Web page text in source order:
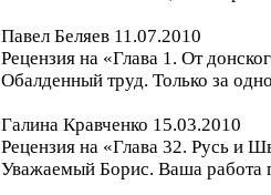
Павел Беляев 11.07.2010
Рецензия на «Глава 1. От
Обалденный труд. Только за
Галина Кравченко 15.03.2010
Рецензия на «Глава 32. Русь и
Уважаемый Борис. Ваша работа